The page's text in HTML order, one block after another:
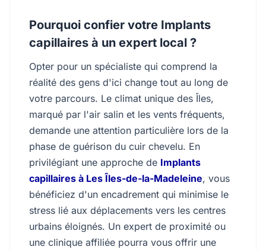
Pourquoi confier votre Implants
capillaires à un expert local ?
Opter pour un spécialiste qui comprend la
réalité des gens d'ici change tout au long de
votre parcours. Le climat unique des Îles,
marqué par l'air salin et les vents fréquents,
demande une attention particulière lors de la
phase de guérison du cuir chevelu. En
privilégiant une approche de Implants
capillaires à Les Îles-de-la-Madeleine, vous
bénéficiez d'un encadrement qui minimise le
stress lié aux déplacements vers les centres
urbains éloignés. Un expert de proximité ou
une clinique affiliée pourra vous offrir une